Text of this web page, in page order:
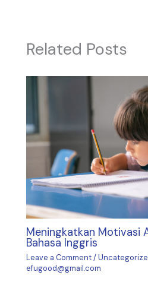
Related Posts
Meningkatkan Motivasi
Bahasa Inggris
Leave a Comment/
efugood@gmail.com